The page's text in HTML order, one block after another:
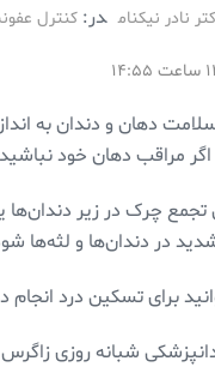
نادر نیکنام در: کنترل
دهان و دندان به
مراقب دهان خود
چرک در زیر دندان‌ها
در دندان‌ها و لثه‌ها
برای تسکین درد
شبانه روزی